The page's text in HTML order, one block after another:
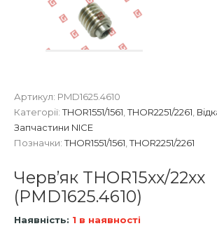
Артикул: PMD1625.4610
Категорії:THOR1551/1561 ,THOR2251/2261
Запчастини NICE
Позначки:THOR1551/1561 ,THOR2251/2261
Черв’як THOR15xx/22xx
(PMD1625.4610)
Наявність: 1 в наявності